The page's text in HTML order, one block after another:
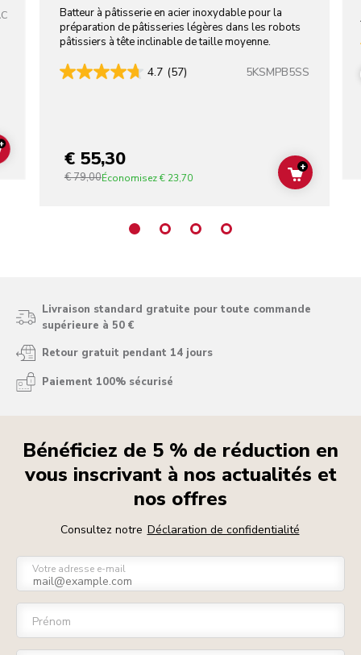
ADD TO CART
Batteur à pâtisserie en acier inoxydable pour la
préparation de pâtisseries légères dans les robots
pâtissiers à tête inclinable de taille moyenne.
4.7 (57) 5KSMPB5SS
€ 55,30
€ 79,00Économisez€ 23,70 ADD TO
+
Livraison standard gratuite pour toute commande
supérieure à 50 €
Retour gratuit pendant 14 jours
Paiement 100% sécurisé
Bénéficiez de 5 % de réduction en
vous inscrivant à nos actualités et
nos offres
Consultez notre Déclaration de confidentialité
Votre adresse e-mail
Prénom